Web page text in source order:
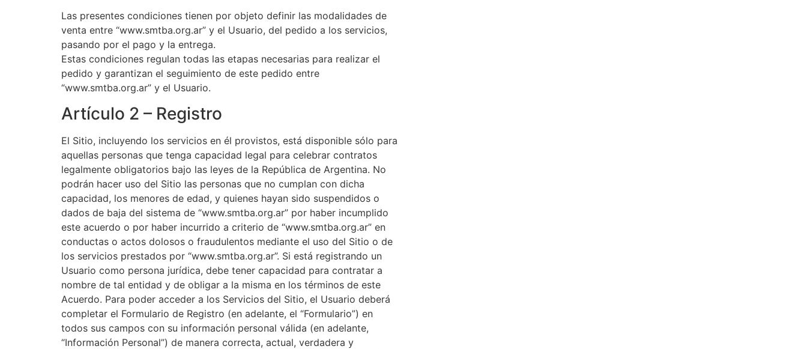
Las presentes condiciones tienen por objeto definir las modalidades de
venta entre “www.smtba.org.ar” y el Usuario, del pedido a los servicios,
pasando por el pago y la entrega.
Estas condiciones regulan todas las etapas necesarias para realizar el
pedido y garantizan el seguimiento de este pedido entre
“www.smtba.org.ar” y el Usuario.
Artículo 2 – Registro
El Sitio, incluyendo los servicios en él provistos, está disponible sólo para
aquellas personas que tenga capacidad legal para celebrar contratos
legalmente obligatorios bajo las leyes de la República de Argentina. No
podrán hacer uso del Sitio las personas que no cumplan con dicha
capacidad, los menores de edad, y quienes hayan sido suspendidos o
dados de baja del sistema de “www.smtba.org.ar” por haber incumplido
este acuerdo o por haber incurrido a criterio de “www.smtba.org.ar” en
conductas o actos dolosos o fraudulentos mediante el uso del Sitio o de
los servicios prestados por “www.smtba.org.ar”. Si está registrando un
Usuario como persona jurídica, debe tener capacidad para contratar a
nombre de tal entidad y de obligar a la misma en los términos de este
Acuerdo. Para poder acceder a los Servicios del Sitio, el Usuario deberá
completar el Formulario de Registro (en adelante, el “Formulario”) en
todos sus campos con su información personal válida (en adelante,
“Información Personal”) de manera correcta, actual, verdadera y